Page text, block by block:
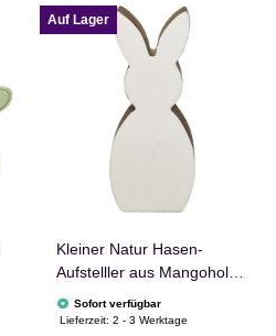
Auf Lager
Kleiner Natur Hasen-
Aufstelller aus Mangoholz
in Weiß
Sofort verfügbar
Lieferzeit:2 - 3 Werktage